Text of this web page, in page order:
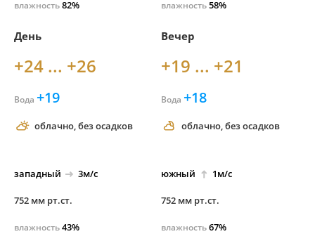
влажность82% влажность58%
День
+24 ... +26
Вода +19
облачно, без осадков
западный 3м/с
752 мм рт.ст.
влажность43%
Вечер
+19 ... +21
Вода +18
облачно, без осадков
южный 1м/с
752 мм рт.ст.
влажность67%